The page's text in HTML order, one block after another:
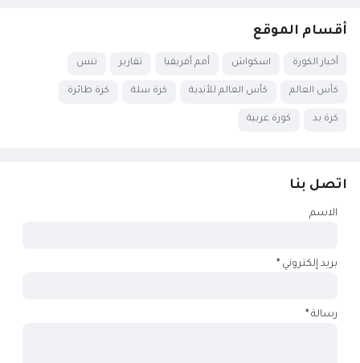
أقسام الموقع
أخبار الكورة اسكواش أمم أفريقيا تقارير تنس
كأس العالم كأس العالم للأندية كرة سلة كرة طائرة
كرة يد كورة عربية
اتصل بنا
الاسم
بريد إلكتروني*
رسالة*